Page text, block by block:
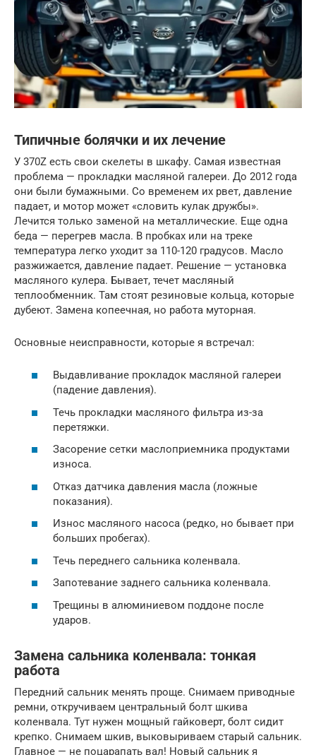
Типичные болячки и их лечение
У 370Z есть свои скелеты в шкафу. Самая известная
проблема — прокладки масляной галереи. До 2012 года
они были бумажными. Со временем их рвет, давление
падает, и мотор может «словить кулак дружбы».
Лечится только заменой на металлические. Еще одна
беда — перегрев масла. В пробках или на треке
температура легко уходит за 110-120 градусов. Масло
разжижается, давление падает. Решение — установка
масляного кулера. Бывает, течет масляный
теплообменник. Там стоят резиновые кольца, которые
дубеют. Замена копеечная, но работа муторная.
Основные неисправности, которые я встречал:
Выдавливание прокладок масляной галереи
(падение давления).
Течь прокладки масляного фильтра из-за
перетяжки.
Засорение сетки маслоприемника продуктами
износа.
Отказ датчика давления масла (ложные
показания).
Износ масляного насоса (редко, но бывает при
больших пробегах).
Течь переднего сальника коленвала.
Запотевание заднего сальника коленвала.
Трещины в алюминиевом поддоне после
ударов.
Замена сальника коленвала: тонкая
работа
Передний сальник менять проще. Снимаем приводные
ремни, откручиваем центральный болт шкива
коленвала. Тут нужен мощный гайковерт, болт сидит
крепко. Снимаем шкив, выковыриваем старый сальник.
Главное — не поцарапать вал! Новый сальник я